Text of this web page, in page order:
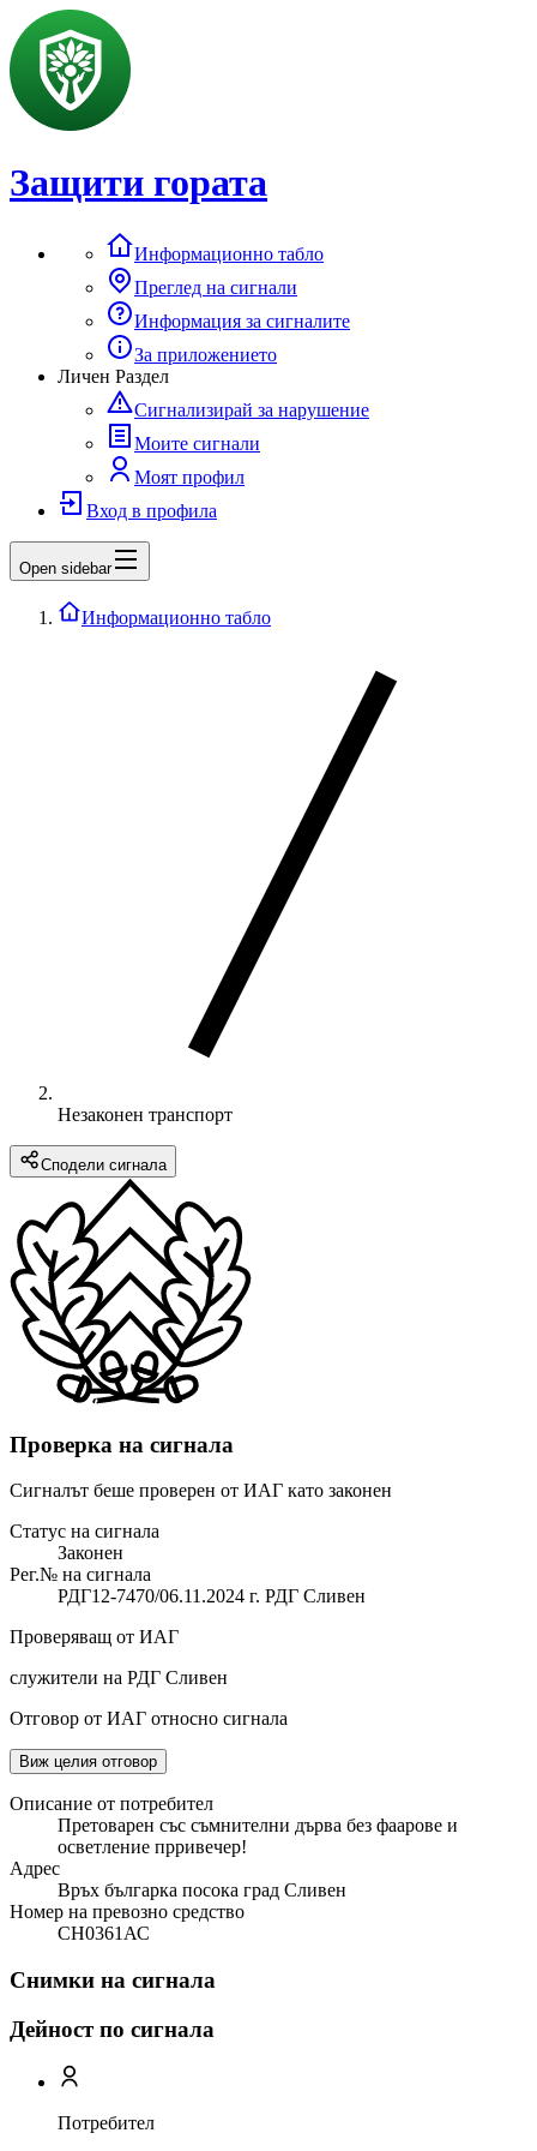
Защити гората
Информационно табло
Преглед на сигнали
Информация за сигналите
За приложението
Личен Раздел
Сигнализирай за нарушение
Моите сигнали
Моят профил
Вход в профила
Open sidebar
Информационно табло
Незаконен транспорт
Сподели сигнала
Проверка на сигнала
Сигналът беше проверен от ИАГ като законен
Статус на сигнала
Законен
Рег.№ на сигнала
РДГ12-7470/06.11.2024 г. РДГ Сливен
Проверяващ от ИАГ
служители на РДГ Сливен
Отговор от ИАГ относно сигнала
Виж целия отговор
Описание от потребител
Претоварен със съмнителни дърва без фаарове и
осветление прривечер!
Адрес
Връх българка посока град Сливен
Номер на превозно средство
СН0361АС
Снимки на сигнала
Дейност по сигнала
Потребител